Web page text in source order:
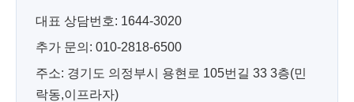
대표 상담번호: 1644-3020
추가 문의: 010-2818-6500
주소: 경기도 의정부시 용현로 105번길 33 3층(민
락동,이프라자)